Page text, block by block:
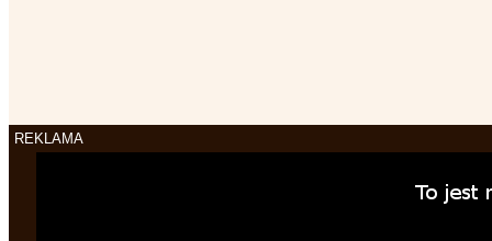
REKLAMA